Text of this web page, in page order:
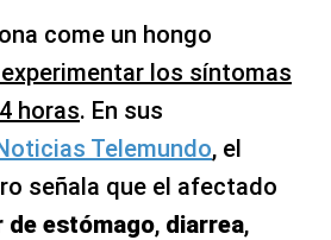
come un hongo
los síntomas
horas. En sus
Telemundo, el
señala que el afectado
de estómago, diarrea,